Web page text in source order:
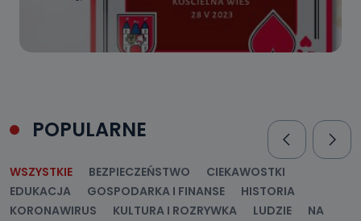
POPULARNE
WSZYSTKIE BEZPIECZEŃSTWO
CIEKAWOSTKI
EDUKACJA
GOSPODARKA I FINANSE
HISTORIA
KORONAWIRUS
KULTURA I ROZRYWKA LUDZIE
NA